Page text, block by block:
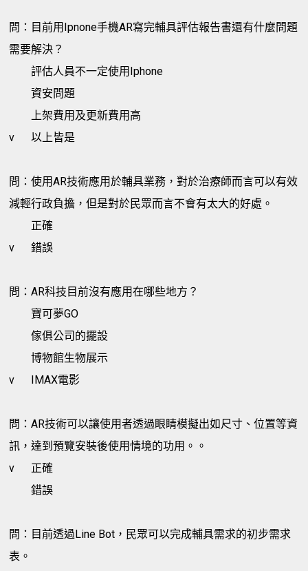
問：目前用Ipnone手機AR寫完輔具評估報告書還有什麼問題
需要解決？
評估人員不一定使用Iphone
資安問題
上架費用及更新費用高
v
以上皆是
問：使用AR技術應用於輔具業務，對於治療師而言可以有效
減輕行政負擔，但是對於民眾而言不會有太大的好處。
正確
v
錯誤
問：AR科技目前沒有應用在哪些地方？
寶可夢GO
傢俱公司的擺設
博物館生物展示
v
IMAX電影
問：AR技術可以讓使用者透過眼睛模擬出如尺寸、位置等資
訊，達到預覽安裝後使用情境的功用。。
v
正確
錯誤
問：目前透過Line Bot，民眾可以完成輔具需求的初步需求
表。